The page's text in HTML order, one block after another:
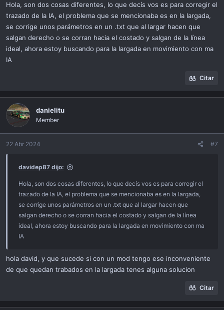
:
Hola, son dos cosas diferentes, lo que decís vos es para corregir el
trazado de la IA, el problema que se mencionaba es en la largada,
se corrige unos parámetros en un .txt que al largar hacen que
salgan derecho o se corran hacia el costado y salgan de la línea
ideal, ahora estoy buscando para la largada en movimiento con ma
IA
Citar
danielitu
Member
22 Abr 2024 #7
davidep87 dijo:
Hola, son dos cosas diferentes, lo que decís vos es para corregir el
trazado de la IA, el problema que se mencionaba es en la largada,
se corrige unos parámetros en un .txt que al largar hacen que
salgan derecho o se corran hacia el costado y salgan de la línea
ideal, ahora estoy buscando para la largada en movimiento con ma
IA
hola david, y que sucede si con un mod tengo ese inconveniente
de que quedan trabados en la largada tenes alguna solucion
Citar